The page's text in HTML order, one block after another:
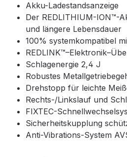
Akku-Ladestandsanzeige
Der REDLITHIUM-ION™-
und längere Lebensdauer
100% systemkompatibel
Schlagenergie 2,4 J
Robustes
Drehstopp für leichte
Rechts-/Linkslauf und
FIXTEC-
Sicherheitskupplung
Anti-Vibrations-System